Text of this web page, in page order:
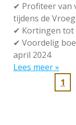
✔ Profiteer van
tijdens de
✔ Kortingen tot
✔ Voordelig
april 2024
Lees meer »
1